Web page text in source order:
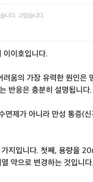
니다. 고맙습니다.
이이호입니다.
려움의 가장 유력한 원인
반응은 충분히 설명됩니다.
면제가 아니라 만성 통증(
지입니다. 첫째, 용량을
약으로 변경하는 것입니